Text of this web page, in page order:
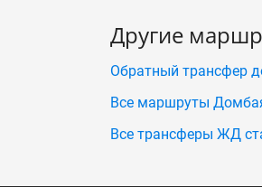
Другие
Обратный трансфер
Все маршруты
Все трансферы ЖД